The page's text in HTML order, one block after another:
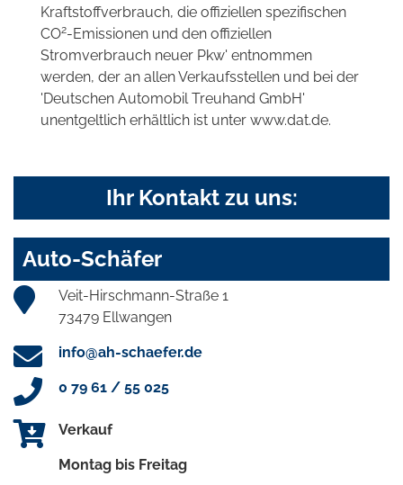
Kraftstoffverbrauch, die offiziellen spezifischen
CO2-Emissionen und den offiziellen
Stromverbrauch neuer Pkw' entnommen
werden, der an allen Verkaufsstellen und bei der
'Deutschen Automobil Treuhand GmbH'
unentgeltlich erhältlich ist unter www.dat.de.
Ihr Kontakt zu uns:
Auto-Schäfer
Veit-Hirschmann-Straße 1
73479 Ellwangen
info@ah-schaefer.de
0 79 61 / 55 025
Verkauf
Montag bis Freitag